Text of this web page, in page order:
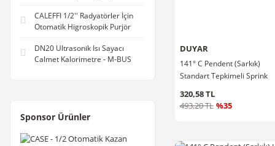
T-1760 Dirsek GG-25 Pik
Döküm (1)
T-1765 (1750 mm) (1)
CALEFFI 1/2'' Radyatörler İçin
Otomatik Higroskopik Purjör
DN20 Ultrasonik Isı Sayacı
Calmet Kalorimetre - M-BUS
Sponsor Ürünler
DUYAR
141° C Pendent (Sarkık)
Standart Tepkimeli Sprink
320,58 TL
493,20 TL %35